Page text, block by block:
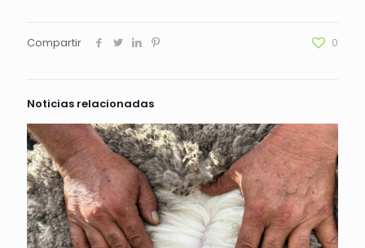
Compartir 0
Noticias relacionadas